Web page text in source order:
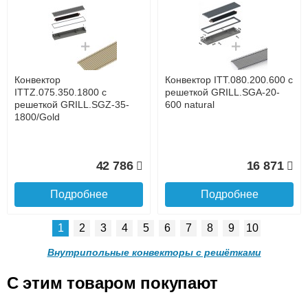
до подъезда
услуга платная
Конвектор ITTL.070.160.800
с решеткой SGL.800.160
champagne
16 318
Подробнее
Конвектор ITTL.070.160.900
с решеткой SGL.900.160
champagne
16 337
Конвектор
ITTL.070.160.1000 с
решеткой SGL.1000.160
Конвектор
ITTL.070.160.1100 с
решеткой SGL.1100.160
Конвектор
ITTZ.075.350.1800 с
решеткой GRILL.SGZ-35-
1800/Gold
42 786
Подробнее
Конвектор ITT.080.200.600 с
решеткой GRILL.SGA-20-
600 natural
16 871
Подробнее
1 2 3 4 5 6 7 8 9 10
Внутрипольные конвекторы с решётками
C этим товаром покупают